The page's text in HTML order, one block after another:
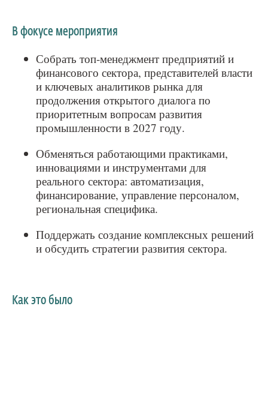
В фокусе мероприятия
Собрать топ‑менеджмент предприятий и
финансового сектора, представителей власти
и ключевых аналитиков рынка для
продолжения открытого диалога по
приоритетным вопросам развития
промышленности в 2027 году.
Обменяться работающими практиками,
инновациями и инструментами для
реального сектора: автоматизация,
финансирование, управление персоналом,
региональная специфика.
Поддержать создание комплексных решений
и обсудить стратегии развития сектора.
Как это было